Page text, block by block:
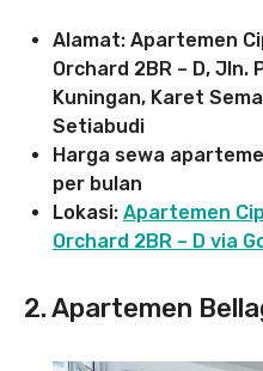
Alamat: Apartemen
Orchard 2BR – D, Jln.
Kuningan, Karet
Setiabudi
Harga sewa
per bulan
Lokasi: Apartemen
Orchard 2BR – D via
2. Apartemen